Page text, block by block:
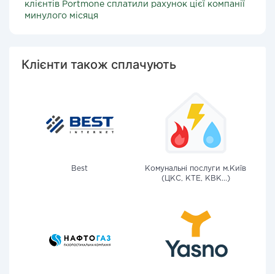
клієнтів Portmone сплатили рахунок цієї компанії
минулого місяця
Клієнти також сплачують
Best
Комунальні послуги м.Київ
(ЦКС, КТЕ, КВК...)